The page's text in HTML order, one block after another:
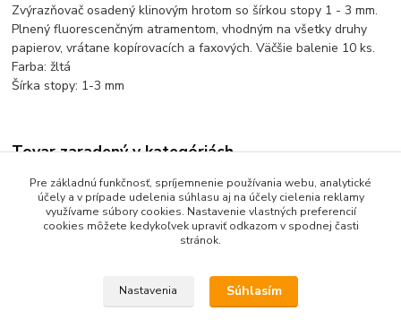
Zvýrazňovač osadený klinovým hrotom so šírkou stopy 1 - 3 mm.
Plnený fluorescenčným atramentom, vhodným na všetky druhy
papierov, vrátane kopírovacích a faxových. Väčšie balenie 10 ks.
Farba: žltá
Šírka stopy: 1-3 mm
Tovar zaradený v kategóriách
Písanie a popisovanie
Zvýrazňovače
Upravit sběr cookies.
Pre základnú funkčnosť, spríjemnenie používania webu, analytické
účely a v prípade udelenia súhlasu aj na účely cielenia reklamy
využívame súbory cookies. Nastavenie vlastných preferencií
cookies môžete kedykoľvek upraviť odkazom v spodnej časti
stránok.
Nastavenia Súhlasím